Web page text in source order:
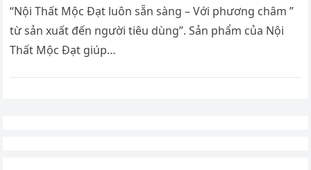
“Nội Thất Mộc Đạt luôn sẵn sàng – Với phương châm ”
từ sản xuất đến người tiêu dùng”. Sản phẩm của Nội
Thất Mộc Đạt giúp…